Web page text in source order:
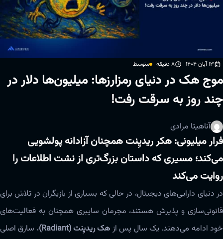
13 آبان 1404 8 دقیقه متوسط
موج هک در دنیای رمزارزها: میلیون‌ها دلار در
چند روز به سرقت رفت!
آناهیتا مرادی
فرار میلیونی: هکر ریدیِنت همچنان آزادانه پولشویی
می‌کند؛ مسیری که داستان بزرگ‌تری از نشت اطلاعات را
روایت می‌کند
در دنیای دارایی‌های دیجیتال، در حالی که بسیاری از بازیگران در تلاش برای
قانونی‌سازی و پذیرش هستند، مجرمان سایبری همچنان به فعالیت‌های
خود ادامه می‌دهند. یک سال پس از هک ریدیِنت (Radiant)
، سارق اصلی